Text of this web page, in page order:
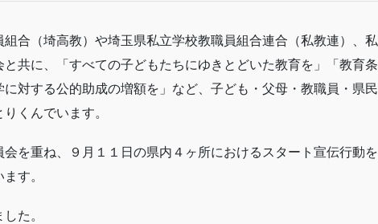
合（埼高教）や埼玉県私立学校教職員組合連合（私教連）、私
共に、「すべての子どもたちにゆきとどいた教育を」「教育条
対する公的助成の増額を」など、子ども・父母・教職員・県民
くんでいます。
を重ね、９月１１日の県内４ヶ所におけるスタート宣伝行動を
す。
た。